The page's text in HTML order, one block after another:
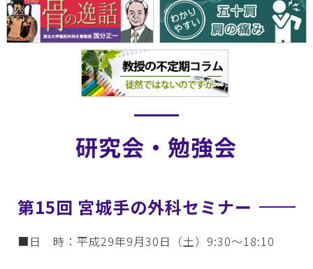
研究会・勉強会
第15回 宮城手の外科セミナー
■日 時：平成29年9月30日（土）9:30～18:10